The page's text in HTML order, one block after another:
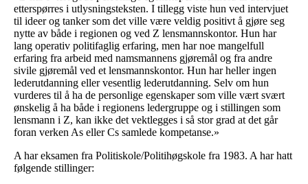
etterspørres i utlysningsteksten. I tillegg viste hun ved intervjuet
til ideer og tanker som det ville være veldig positivt å gjøre seg
nytte av både i regionen og ved Z lensmannskontor. Hun har
lang operativ politifaglig erfaring, men har noe mangelfull
erfaring fra arbeid med namsmannens gjøremål og fra andre
sivile gjøremål ved et lensmannskontor. Hun har heller ingen
lederutdanning eller vesentlig lederutdanning. Selv om hun
vurderes til å ha de personlige egenskaper som ville vært svært
ønskelig å ha både i regionens ledergruppe og i stillingen som
lensmann i Z, kan ikke det vektlegges i så stor grad at det går
foran verken As eller Cs samlede kompetanse.»
A har eksamen fra Politiskole/Politihøgskole fra 1983. A har hatt
følgende stillinger: